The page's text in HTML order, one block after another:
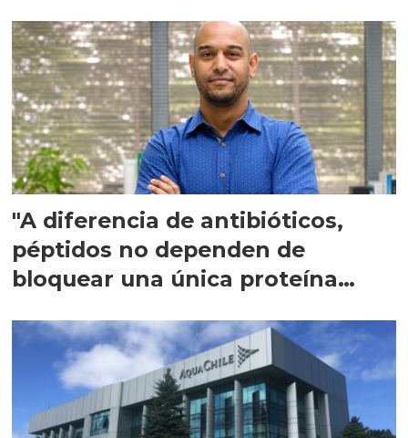
"A diferencia de antibióticos,
péptidos no dependen de
bloquear una única proteína